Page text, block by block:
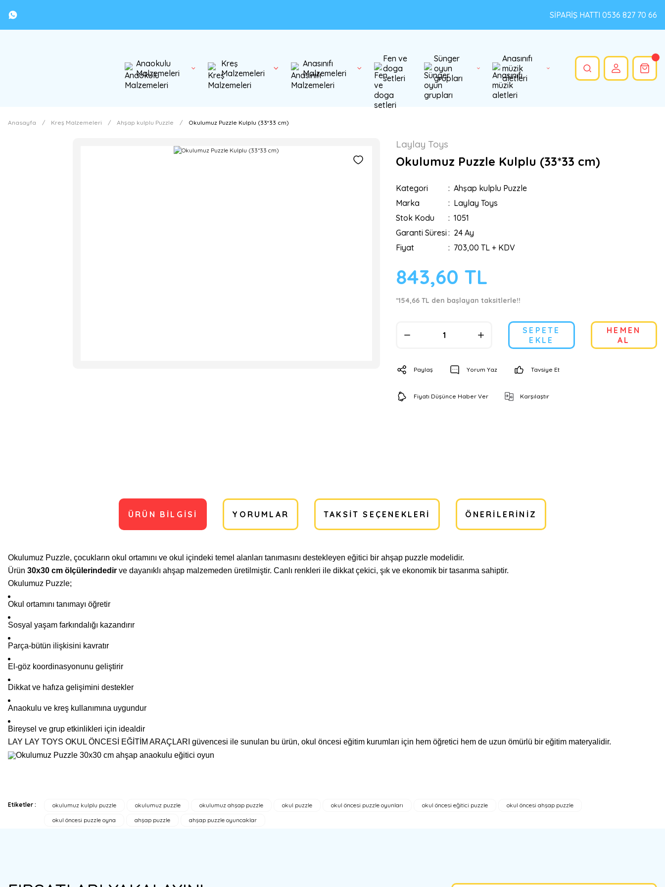
SİPARİŞ HATTI 0536 827 70 66
Anaokulu
Malzemeleri
Kreş
Malzemeleri
Anasınıfı
Malzemeleri
Fen ve
doga
setleri
Sünger
oyun
grupları
Anasınıfı
müzik
aletleri
Anasayfa Kreş Malzemeleri Ahşap kulplu Puzzle Okulumuz Puzzle Kulplu (33*33 cm)
Laylay Toys
Okulumuz Puzzle Kulplu (33*33 cm)
Kategori
Ahşap kulplu Puzzle
Marka
Laylay Toys
Stok Kodu
1051
Garanti Süresi
24 Ay
Fiyat
703,00 TL + KDV
843,60 TL
*154,66 TL den başlayan taksitlerle!!
SEPETE
EKLE
HEMEN
AL
Paylaş Yorum Yaz Tavsiye Et
Fiyatı Düşünce Haber Ver Karşılaştır
ÜRÜN BILGISI YORUMLAR TAKSIT SEÇENEKLERI ÖNERILERINIZ
Okulumuz Puzzle, çocukların okul ortamını ve okul içindeki temel alanları tanımasını destekleyen eğitici bir ahşap puzzle modelidir.
Ürün 30x30 cm ölçülerindedir ve dayanıklı ahşap malzemeden üretilmiştir. Canlı renkleri ile dikkat çekici, şık ve ekonomik bir tasarıma sahiptir.
Okulumuz Puzzle;
Okul ortamını tanımayı öğretir
Sosyal yaşam farkındalığı kazandırır
Parça-bütün ilişkisini kavratır
El-göz koordinasyonunu geliştirir
Dikkat ve hafıza gelişimini destekler
Anaokulu ve kreş kullanımına uygundur
Bireysel ve grup etkinlikleri için idealdir
LAY LAY TOYS OKUL ÖNCESİ EĞİTİM ARAÇLARI güvencesi ile sunulan bu ürün, okul öncesi eğitim kurumları için hem öğretici hem de uzun ömürlü bir eğitim materyalidir.
Bu ürünün fiyat bilgisi, resim, ürün açıklamalarında ve diğer konularda yetersiz gördüğünüz noktaları öneri formunu kullanarak tarafımıza iletebilirsiniz.
Görüş ve önerileriniz için teşekkür ederiz.
Etiketler : okulumuz kulplu puzzle okulumuz puzzle okulumuz ahşap puzzle okul puzzle okul öncesi puzzle oyunları okul öncesi eğitici puzzle
okul öncesi ahşap puzzle
okul öncesi puzzle oyna
ahşap puzzle ahşap puzzle oyuncaklar